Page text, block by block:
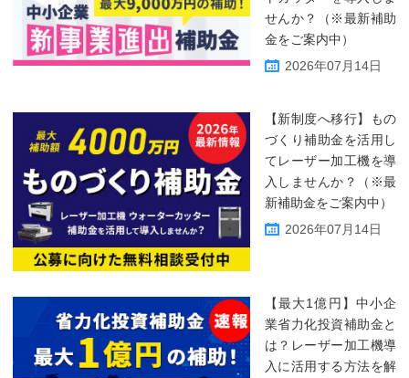
せんか？（※最新補助
金をご案内中）
2026年07月14日
【新制度へ移行】もの
づくり補助金を活用し
てレーザー加工機を導
入しませんか？（※最
新補助金をご案内中）
2026年07月14日
【最大1億円】中小企
業省力化投資補助金と
は？レーザー加工機導
入に活用する方法を解